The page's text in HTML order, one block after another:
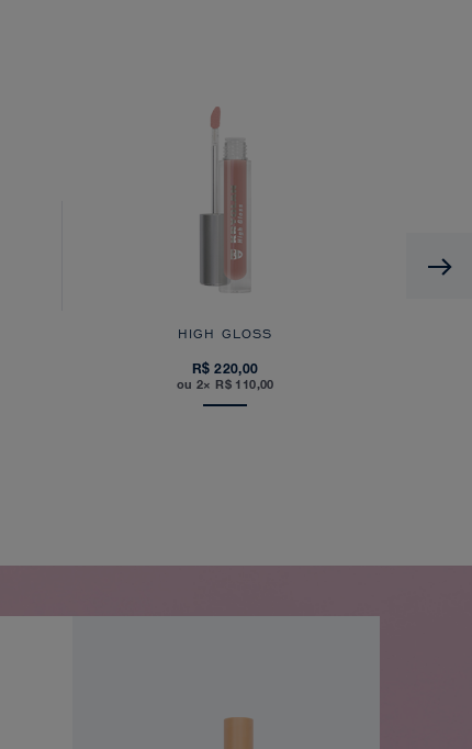
HIGH GLOSS
R$ 220,00
ou 2× R$ 110,00